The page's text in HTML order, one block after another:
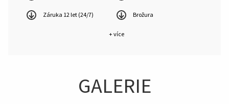
Záruka 12 let (24/7) Brožura
+ více
GALERIE